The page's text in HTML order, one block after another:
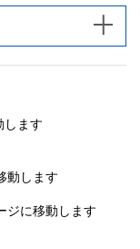
します
動します
ジに移動します